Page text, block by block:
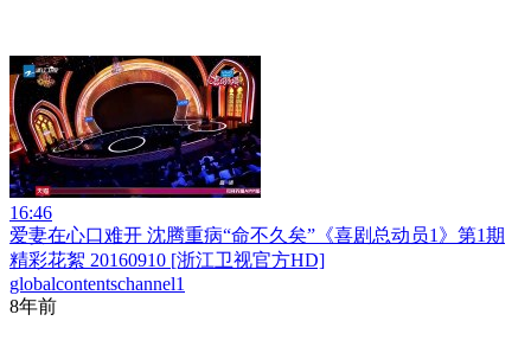
16:46
爱妻在心口难开 沈腾重病“命不久矣”《喜剧总动员1》第1期
精彩花絮 20160910 [浙江卫视官方HD]
globalcontentschannel1
8年前